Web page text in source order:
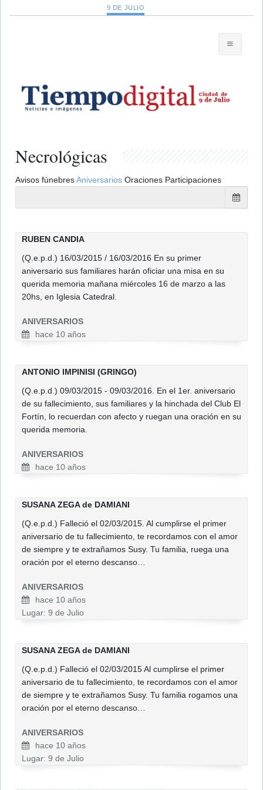
9 DE JULIO
Necrológicas
Avisos fúnebresAniversarios Oraciones Participaciones
RUBEN CANDIA
(Q.e.p.d.) 16/03/2015 / 16/03/2016 En su primer
aniversario sus familiares harán oficiar una misa en su
querida memoria mañana miércoles 16 de marzo a las
20hs, en Iglesia Catedral.
ANIVERSARIOS
hace 10 años
ANTONIO IMPINISI (GRINGO)
(Q.e.p.d.) 09/03/2015 - 09/03/2016. En el 1er. aniversario
de su fallecimiento, sus familiares y la hinchada del Club El
Fortín, lo recuerdan con afecto y ruegan una oración en su
querida memoria.
ANIVERSARIOS
hace 10 años
SUSANA ZEGA de DAMIANI
(Q.e.p.d.) Falleció el 02/03/2015. Al cumplirse el primer
aniversario de tu fallecimiento, te recordamos con el amor
de siempre y te extrañamos Susy. Tu familia, ruega una
oración por el eterno descanso…
ANIVERSARIOS
hace 10 años
Lugar: 9 de Julio
SUSANA ZEGA de DAMIANI
(Q.e.p.d.) Falleció el 02/03/2015 Al cumplirse el primer
aniversario de tu fallecimiento, te recordamos con el amor
de siempre y te extrañamos Susy. Tu familia rogamos una
oración por el eterno descanso…
ANIVERSARIOS
hace 10 años
Lugar: 9 de Julio